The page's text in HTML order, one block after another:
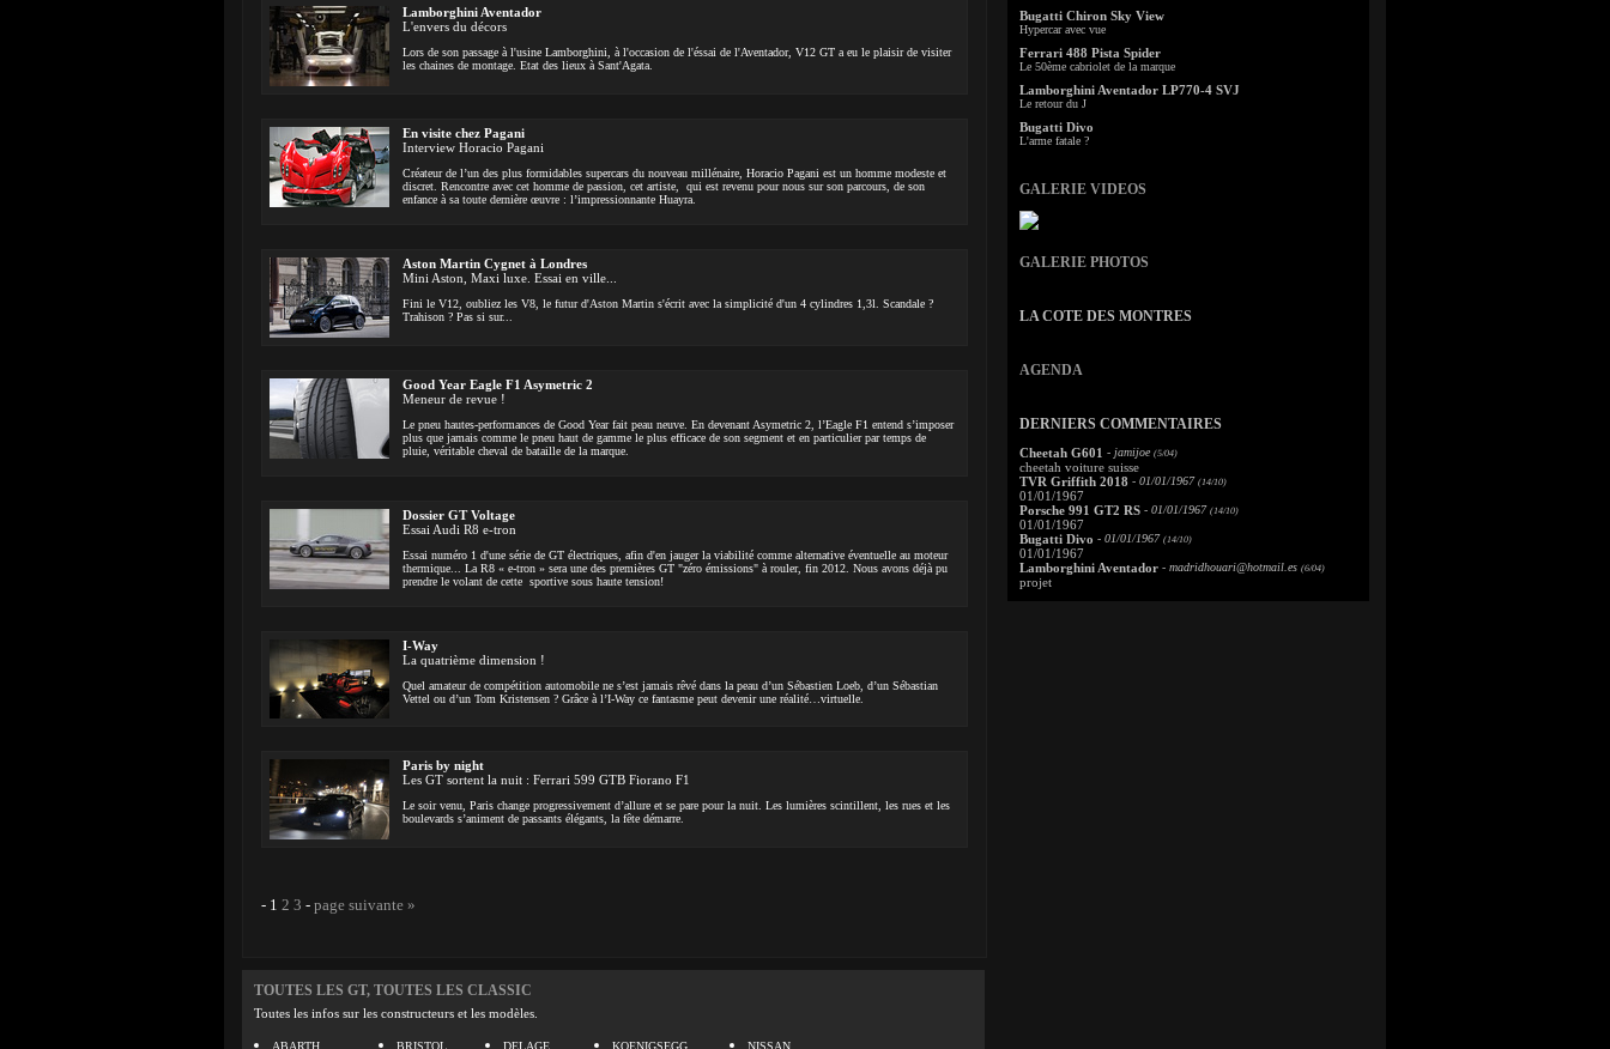
Lamborghini Aventador
L'envers du décors
Lors de son passage à l'usine Lamborghini, à l'occasion de l'éssai de l'Aventador, V12 GT a eu le plaisir de visiter
les chaines de montage. Etat des lieux à Sant'Agata.
En visite chez Pagani
Interview Horacio Pagani
Créateur de l’un des plus formidables supercars du nouveau millénaire, Horacio Pagani est un homme modeste et
discret. Rencontre avec cet homme de passion, cet artiste, qui est revenu pour nous sur son parcours, de son
enfance à sa toute dernière œuvre : l’impressionnante Huayra.
Aston Martin Cygnet à Londres
Mini Aston, Maxi luxe. Essai en ville...
Fini le V12, oubliez les V8, le futur d'Aston Martin s'écrit avec la simplicité d'un 4 cylindres 1,3l. Scandale ?
Trahison ? Pas si sur...
Good Year Eagle F1 Asymetric 2
Meneur de revue !
Le pneu hautes-performances de Good Year fait peau neuve. En devenant Asymetric 2, l’Eagle F1 entend s’imposer
plus que jamais comme le pneu haut de gamme le plus efficace de son segment et en particulier par temps de
pluie, véritable cheval de bataille de la marque.
Dossier GT Voltage
Essai Audi R8 e-tron
Essai numéro 1 d'une série de GT électriques, afin d'en jauger la viabilité comme alternative éventuelle au moteur
thermique... La R8 « e-tron » sera une des premières GT "zéro émissions" à rouler, fin 2012. Nous avons déjà pu
prendre le volant de cette sportive sous haute tension!
I-Way
La quatrième dimension !
Quel amateur de compétition automobile ne s’est jamais rêvé dans la peau d’un Sébastien Loeb, d’un Sébastian
Vettel ou d’un Tom Kristensen ? Grâce à l’I-Way ce fantasme peut devenir une réalité…virtuelle.
Paris by night
Les GT sortent la nuit : Ferrari 599 GTB Fiorano F1
Le soir venu, Paris change progressivement d’allure et se pare pour la nuit. Les lumières scintillent, les rues et les
boulevards s’animent de passants élégants, la fête démarre.
- 1 2 3 - page suivante »
TOUTES LES GT, TOUTES LES CLASSIC
Toutes les infos sur les constructeurs et les modèles.
ABARTH BRISTOL DELAGE KOENIGSEGG NISSAN
Bugatti Chiron Sky View
Hypercar avec vue
Ferrari 488 Pista Spider
Le 50ème cabriolet de la marque
Lamborghini Aventador LP770-4 SVJ
Le retour du J
Bugatti Divo
L'arme fatale ?
GALERIE VIDEOS
GALERIE PHOTOS
LA COTE DES MONTRES
AGENDA
DERNIERS COMMENTAIRES
Cheetah G601 - jamijoe (5/04)
cheetah voiture suisse
TVR Griffith 2018 - 01/01/1967 (14/10)
01/01/1967
Porsche 991 GT2 RS - 01/01/1967 (14/10)
01/01/1967
Bugatti Divo - 01/01/1967 (14/10)
01/01/1967
Lamborghini Aventador - madridhouari@hotmail.es (6/04)
projet